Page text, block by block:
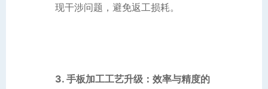
现干涉问题，避免返工损耗。
3. 手板加工工艺升级：效率与精度的